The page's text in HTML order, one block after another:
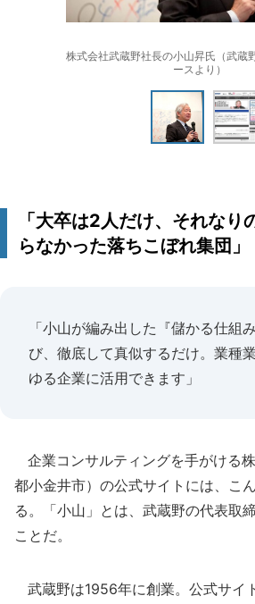
株式会社武蔵野社長の小山昇氏（武蔵
ースより）
「大卒は2人だけ、それなり
らなかった落ちこぼれ集団」
「小山が編み出した『儲かる仕組
び、徹底して真似するだけ。業種
ゆる企業に活用できます」
企業コンサルティングを手がける
都小金井市）の公式サイトには、こ
る。「小山」とは、武蔵野の代表取
ことだ。
武蔵野は1956年に創業。公式サイ